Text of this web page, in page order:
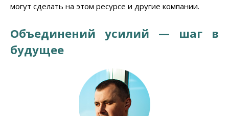
могут сделать на этом ресурсе и другие компании.
Объединений усилий — шаг в
будущее